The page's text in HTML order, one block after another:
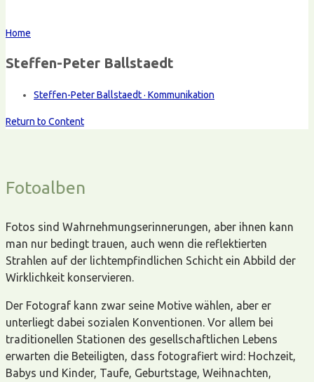
Home
Steffen-Peter Ballstaedt
Steffen-Peter Ballstaedt · Kommunikation
Return to Content
Fotoalben
Fotos sind Wahrnehmungserinnerungen, aber ihnen kann
man nur bedingt trauen, auch wenn die reflektierten
Strahlen auf der lichtempfindlichen Schicht ein Abbild der
Wirklichkeit konservieren.
Der Fotograf kann zwar seine Motive wählen, aber er
unterliegt dabei sozialen Konventionen. Vor allem bei
traditionellen Stationen des gesellschaftlichen Lebens
erwarten die Beteiligten, dass fotografiert wird: Hochzeit,
Babys und Kinder, Taufe, Geburtstage, Weihnachten,